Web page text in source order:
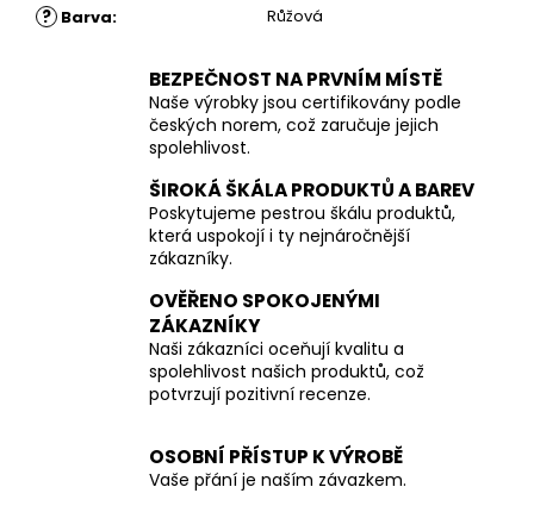
? Barva: Růžová
BEZPEČNOST NA PRVNÍM MÍSTĚ
Naše výrobky jsou certifikovány podle
českých norem, což zaručuje jejich
spolehlivost.
ŠIROKÁ ŠKÁLA PRODUKTŮ A BAREV
Poskytujeme pestrou škálu produktů,
která uspokojí i ty nejnáročnější
zákazníky.
OVĚŘENO SPOKOJENÝMI
ZÁKAZNÍKY
Naši zákazníci oceňují kvalitu a
spolehlivost našich produktů, což
potvrzují pozitivní recenze.
OSOBNÍ PŘÍSTUP K VÝROBĚ
Vaše přání je naším závazkem.